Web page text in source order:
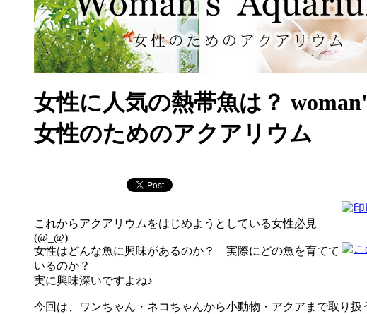
女性に人気の熱帯魚は？
女性のためのアクアリウム
これからアクアリウムをはじめようとしている女性必見
(@_@)
女性はどんな魚に興味があるのか？ 実際にどの魚を育てて
いるのか？
実に興味深いですよね♪
今回は、ワンちゃん・ネコちゃんから小動物・アクアまで取り